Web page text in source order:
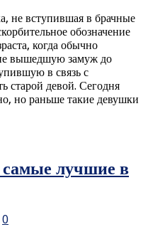
не вступившая в брачные
обозначение
когда обычно
вышедшую замуж до
в связь с
старой девой. Сегодня
но раньше такие девушки
лучшие в
0